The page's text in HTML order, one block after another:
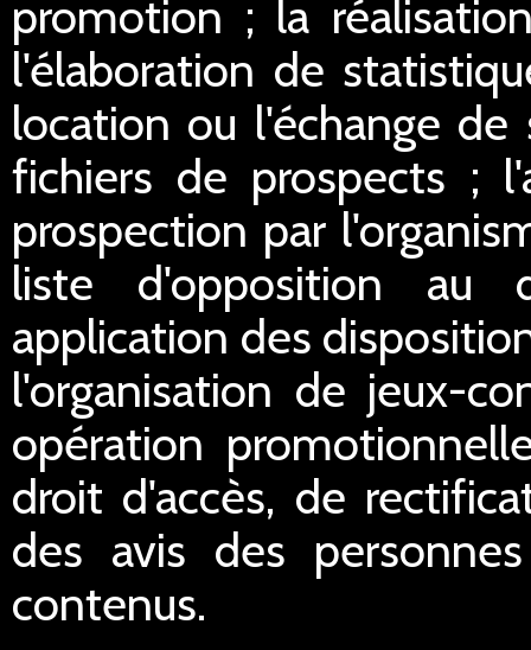
promotion ; la
l'élaboration de
location ou l'échange
fichiers de prospects ;
prospection par
liste d'opposition au
application des
l'organisation de jeux-
opération
droit d'accès, de
des avis des
contenus.